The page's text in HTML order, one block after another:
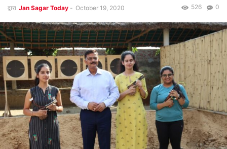
द्वारा Jan Sagar Today - October 19, 2020 0
526